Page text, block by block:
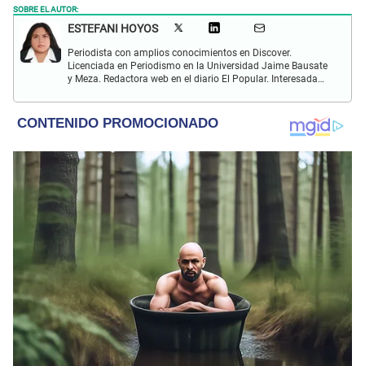
SOBRE EL AUTOR:
ESTEFANI HOYOS
Periodista con amplios conocimientos en Discover.
Licenciada en Periodismo en la Universidad Jaime Bausate
y Meza. Redactora web en el diario El Popular. Interesada
internacional; tendencias, películas y series.